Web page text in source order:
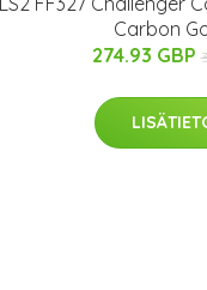
Carbon
274.93 GBP